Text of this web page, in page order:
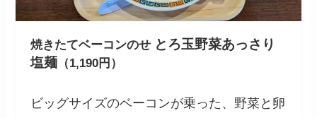
焼きたてベーコンのせ とろ玉野菜あっさり
塩麺（1,190円）
ビッグサイズのベーコンが乗った、野菜と卵